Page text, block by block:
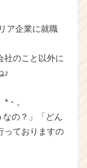
ア企業に就職
社のこと以外に
♪
・。
なの？」「どん
っておりますの